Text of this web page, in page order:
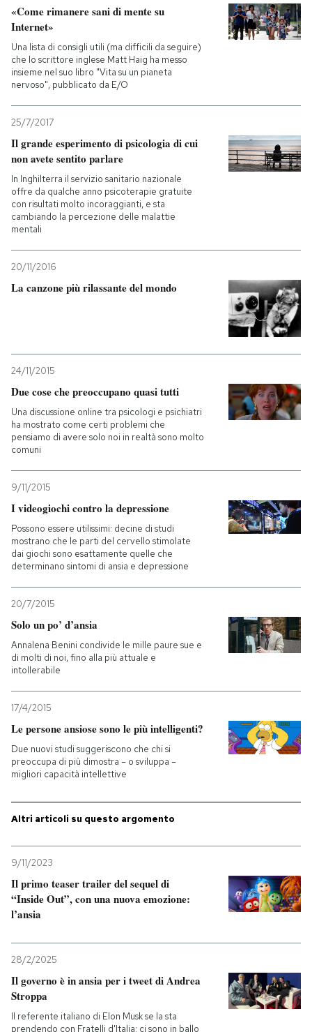
Entra
«Come rimanere sani di mente su
Internet»
Una lista di consigli utili (ma difficili da seguire)
che lo scrittore inglese Matt Haig ha messo
insieme nel suo libro "Vita su un pianeta
nervoso", pubblicato da E/O
25/7/2017
Il grande esperimento di psicologia di cui
non avete sentito parlare
In Inghilterra il servizio sanitario nazionale
offre da qualche anno psicoterapie gratuite
con risultati molto incoraggianti, e sta
cambiando la percezione delle malattie
mentali
20/11/2016
La canzone più rilassante del mondo
24/11/2015
Due cose che preoccupano quasi tutti
Una discussione online tra psicologi e psichiatri
ha mostrato come certi problemi che
pensiamo di avere solo noi in realtà sono molto
comuni
9/11/2015
I videogiochi contro la depressione
Possono essere utilissimi: decine di studi
mostrano che le parti del cervello stimolate
dai giochi sono esattamente quelle che
determinano sintomi di ansia e depressione
20/7/2015
Solo un po’ d’ansia
Annalena Benini condivide le mille paure sue e
di molti di noi, fino alla più attuale e
intollerabile
17/4/2015
Le persone ansiose sono le più intelligenti?
Due nuovi studi suggeriscono che chi si
preoccupa di più dimostra – o sviluppa –
migliori capacità intellettive
Altri articoli su questo argomento
9/11/2023
Il primo teaser trailer del sequel di
“Inside Out”, con una nuova emozione:
l’ansia
28/2/2025
Il governo è in ansia per i tweet di Andrea
Stroppa
Il referente italiano di Elon Musk se la sta
prendendo con Fratelli d'Italia: ci sono in ballo